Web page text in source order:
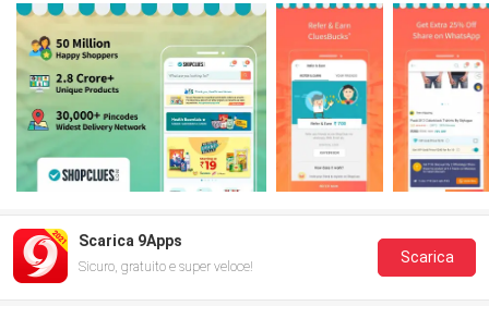
Scarica 9Apps
Sicuro, gratuito e super veloce!
Scarica